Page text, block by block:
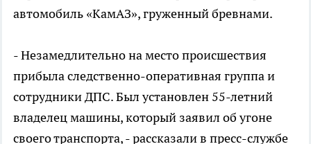
автомобиль «КамАЗ», груженный бревнами.
- Незамедлительно на место происшествия
прибыла следственно-оперативная группа и
сотрудники ДПС. Был установлен 55-летний
владелец машины, который заявил об угоне
своего транспорта, - рассказали в пресс-службе